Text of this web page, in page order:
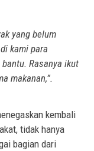
yang belum
kami para
Rasanya ikut
makanan,”.
kembali
tidak hanya
bagian dari